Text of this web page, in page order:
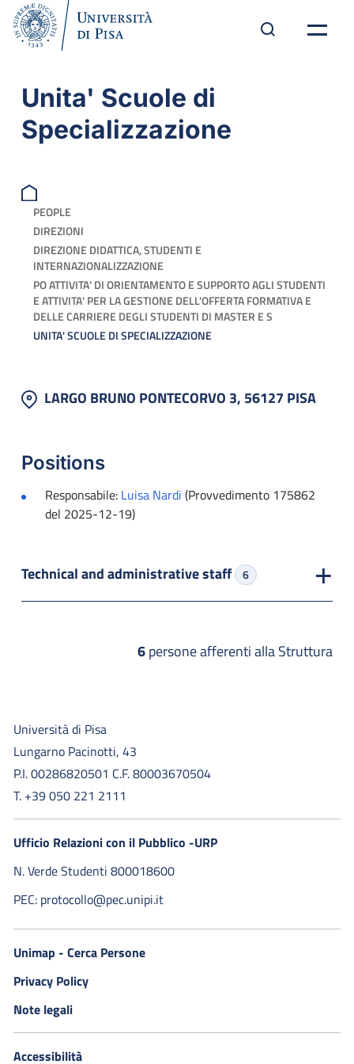
Unita' Scuole di
Specializzazione
PEOPLE
DIREZIONI
DIREZIONE DIDATTICA, STUDENTI E
INTERNAZIONALIZZAZIONE
PO ATTIVITA' DI ORIENTAMENTO E SUPPORTO AGLI STUDENTI
E ATTIVITA' PER LA GESTIONE DELL'OFFERTA FORMATIVA E
DELLE CARRIERE DEGLI STUDENTI DI MASTER E S
UNITA' SCUOLE DI SPECIALIZZAZIONE
LARGO BRUNO PONTECORVO 3, 56127 PISA
Positions
Responsabile: Luisa Nardi (Provvedimento 175862
del 2025-12-19)
Technical and administrative staff 6
6persone afferenti alla Struttura
Università di Pisa
Lungarno Pacinotti, 43
P.I. 00286820501 C.F. 80003670504
T. +39 050 221 2111
Ufficio Relazioni con il Pubblico -URP
N. Verde Studenti 800018600​
PEC: protocollo@pec.unipi.it
Unimap - Cerca Persone
Privacy Policy
Note legali
Accessibilità